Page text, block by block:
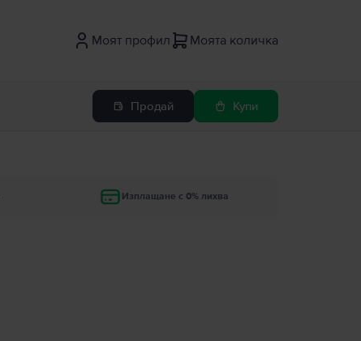
Моят профил Моята количка
Продай Купи
Изплащане с 0% лихва